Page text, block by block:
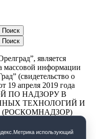
является
массовой информации
(свидетельство о
апреля 2019 года
ПО НАДЗОРУ В
ТЕХНОЛОГИЙ И
использующий